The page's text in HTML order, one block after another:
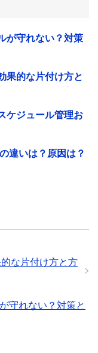
が守れない？対策
果的な片付け方と
ケジュール管理お
違いは？原因は？
な片付け方と方
守れない？対策と